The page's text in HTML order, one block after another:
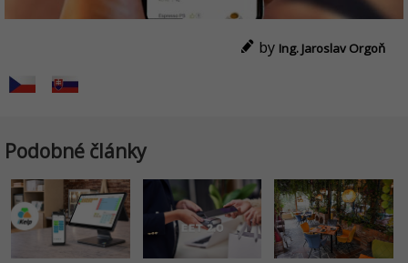
by Ing. Jaroslav Orgoň
Podobné články